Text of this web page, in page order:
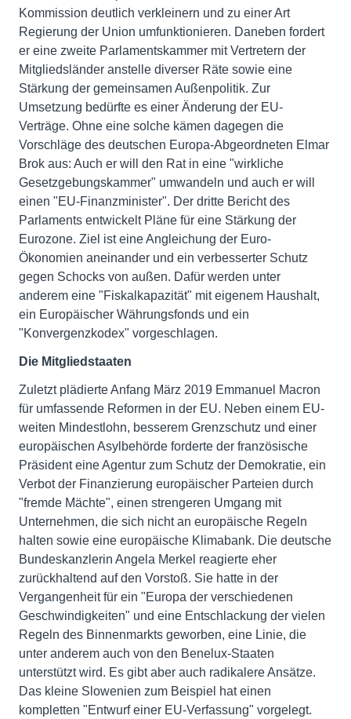
Kommission deutlich verkleinern und zu einer Art
Regierung der Union umfunktionieren. Daneben fordert
er eine zweite Parlamentskammer mit Vertretern der
Mitgliedsländer anstelle diverser Räte sowie eine
Stärkung der gemeinsamen Außenpolitik. Zur
Umsetzung bedürfte es einer Änderung der EU-
Verträge. Ohne eine solche kämen dagegen die
Vorschläge des deutschen Europa-Abgeordneten Elmar
Brok aus: Auch er will den Rat in eine "wirkliche
Gesetzgebungskammer" umwandeln und auch er will
einen "EU-Finanzminister". Der dritte Bericht des
Parlaments entwickelt Pläne für eine Stärkung der
Eurozone. Ziel ist eine Angleichung der Euro-
Ökonomien aneinander und ein verbesserter Schutz
gegen Schocks von außen. Dafür werden unter
anderem eine "Fiskalkapazität" mit eigenem Haushalt,
ein Europäischer Währungsfonds und ein
"Konvergenzkodex" vorgeschlagen.
Die Mitgliedstaaten
Zuletzt plädierte Anfang März 2019 Emmanuel Macron
für umfassende Reformen in der EU. Neben einem EU-
weiten Mindestlohn, besserem Grenzschutz und einer
europäischen Asylbehörde forderte der französische
Präsident eine Agentur zum Schutz der Demokratie, ein
Verbot der Finanzierung europäischer Parteien durch
"fremde Mächte", einen strengeren Umgang mit
Unternehmen, die sich nicht an europäische Regeln
halten sowie eine europäische Klimabank. Die deutsche
Bundeskanzlerin Angela Merkel reagierte eher
zurückhaltend auf den Vorstoß. Sie hatte in der
Vergangenheit für ein "Europa der verschiedenen
Geschwindigkeiten" und eine Entschlackung der vielen
Regeln des Binnenmarkts geworben, eine Linie, die
unter anderem auch von den Benelux-Staaten
unterstützt wird. Es gibt aber auch radikalere Ansätze.
Das kleine Slowenien zum Beispiel hat einen
kompletten "Entwurf einer EU-Verfassung" vorgelegt.